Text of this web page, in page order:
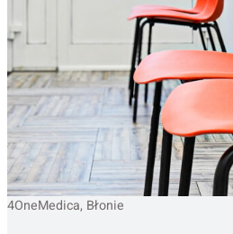
4OneMedica, Błonie